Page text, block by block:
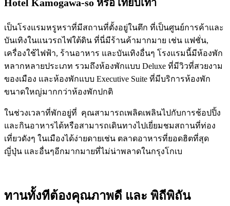
Hotel Kamogawa-so หรือ เทียบเท่า
เป็นโรงแรมหรูหราที่มีสถานที่ตั้งอยู่ในตึก ที่เป็นศูนย์การค้าและ
บันเทิงในแนวรถไฟใต้ดิน ที่นี่มีร้านค้ามากมาย เช่น แฟชั่น,
เครื่องใช้ไฟฟ้า, ร้านอาหาร และบันเทิงอื่นๆ โรงแรมนี้มีห้องพัก
หลากหลายประเภท รวมถึงห้องพักแบบ Deluxe ที่มีวิวที่สวยงาม
ของเมือง และห้องพักแบบ Executive Suite ที่มีบริการห้องพัก
ขนาดใหญ่มากกว่าห้องพักปกติ
ในช่วงเวลาที่พักอยู่ที่ คุณสามารถเพลิดเพลินไปกับการช้อปปิ้ง
และกินอาหารได้หรือสามารถเดินทางไปเยี่ยมชมสถานที่ท่อง
เที่ยวดังๆ ในเมืองได้ง่ายดายเช่น ตลาดอาหารที่ยอดฮิตที่สุด
ญี่ปุ่น และอื่นๆอีกมากมายที่ไม่น่าพลาดในกรุงโกเบ
ทานทั้งทีต้องคุณภาพดี และ พิถีพิถัน